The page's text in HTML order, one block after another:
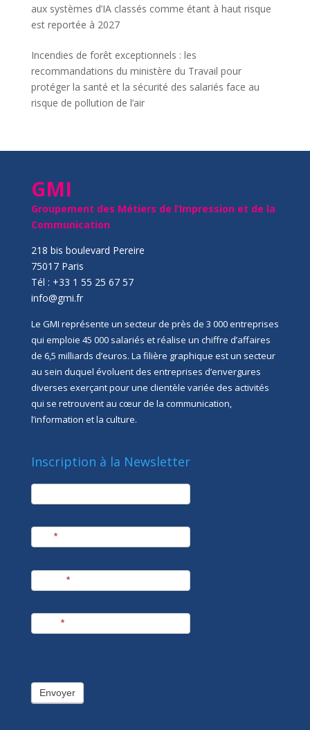
aux systèmes d’IA classés comme étant à haut risque
est reportée à 2027
Incendies de forêt exceptionnels : les
recommandations du ministère du Travail pour
protéger la santé et la sécurité des salariés face au
risque de pollution de l’air
GMI
Groupement des Métiers de l’Impression et de la
Communication
218 bis boulevard Pereire
75017 Paris
Tél : +33 1 55 25 67 57
info@gmi.fr
Le GMI représente un secteur de près de 3 000 entreprises
qui emploie 45 000 salariés et réalise un chiffre d’affaires
de 6,5 milliards d’euros. La filière graphique est un secteur
au sein duquel évoluent des entreprises d’envergures
diverses exerçant pour une clientèle variée des activités
qui se retrouvent au cœur de la communication,
l’information et la culture.
Inscription à la Newsletter
newsletter
*
*
*
Envoyer